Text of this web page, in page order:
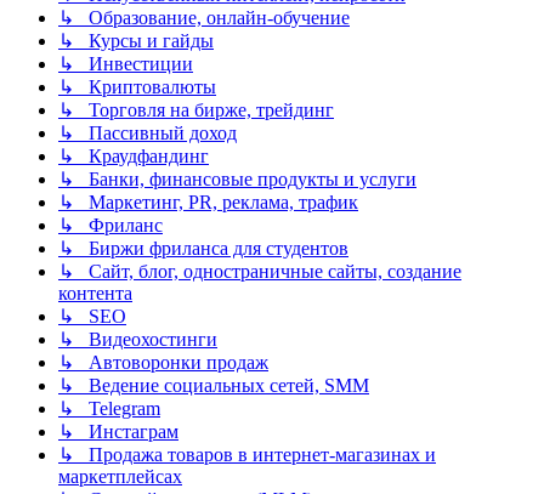
↳ Образование, онлайн-обучение
↳ Курсы и гайды
↳ Инвестиции
↳ Криптовалюты
↳ Торговля на бирже, трейдинг
↳ Пассивный доход
↳ Краудфандинг
↳ Банки, финансовые продукты и услуги
↳ Маркетинг, PR, реклама, трафик
↳ Фриланс
↳ Биржи фриланса для студентов
↳ Сайт, блог, одностраничные сайты, создание
контента
↳ SEO
↳ Видеохостинги
↳ Автоворонки продаж
↳ Ведение социальных сетей, SMM
↳ Telegram
↳ Инстаграм
↳ Продажа товаров в интернет-магазинах и
маркетплейсах